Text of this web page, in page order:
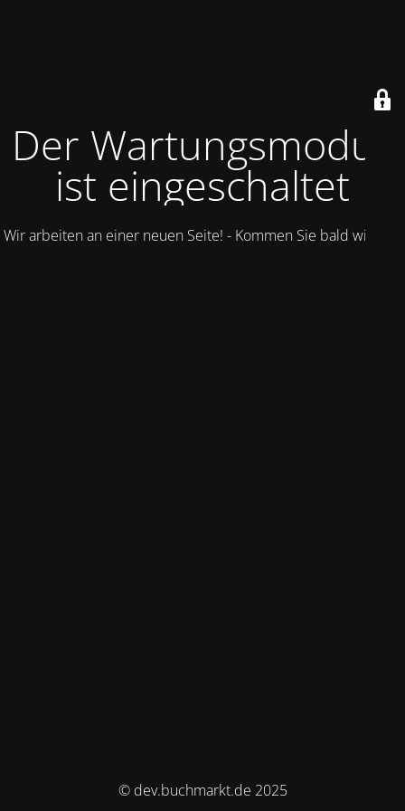
Der Wartungsmodus
ist eingeschaltet
Wir arbeiten an einer neuen Seite! - Kommen Sie bald wieder.
© dev.buchmarkt.de 2025